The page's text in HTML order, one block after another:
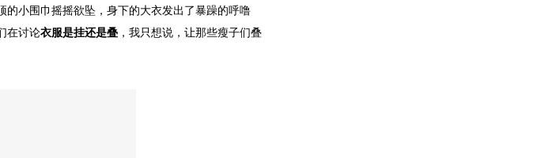
小围巾摇摇欲坠，身下的大衣发出了暴躁的呼噜
在讨论衣服是挂还是叠 ，我只想说，让那些瘦子们叠